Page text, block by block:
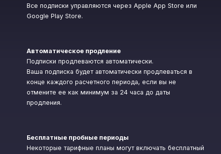
Все подписки управляются через Apple App Store или
Google Play Store.
Автоматическое продление
Подписки продлеваются автоматически.
Ваша подписка будет автоматически продлеваться в
конце каждого расчетного периода, если вы не
отмените ее как минимум за 24 часа до даты
продления.
Бесплатные пробные периоды
Некоторые тарифные планы могут включать бесплатный